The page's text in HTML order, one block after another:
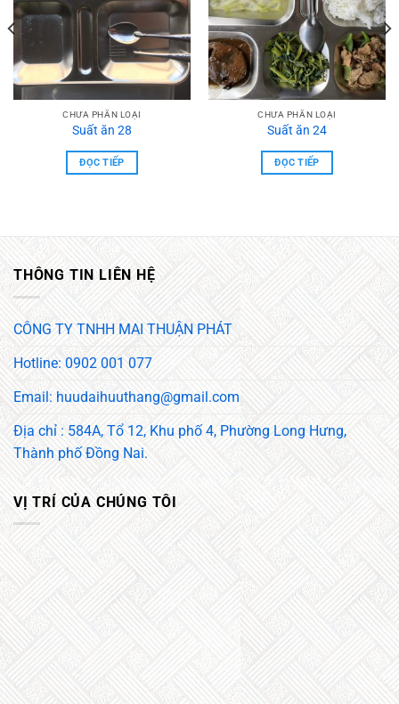
CHƯA PHẦN LOẠI
Suất ăn 28
ĐỌC TIẾP
CHƯA PHẦN LOẠI
Suất ăn 24
ĐỌC TIẾP
THÔNG TIN LIÊN HỆ
CÔNG TY TNHH MAI THUẬN PHÁT
Hotline: 0902 001 077
Email: huudaihuuthang@gmail.com
Địa chỉ : 584A, Tổ 12, Khu phố 4, Phường Long Hưng,
Thành phố Đồng Nai.
VỊ TRÍ CỦA CHÚNG TÔI